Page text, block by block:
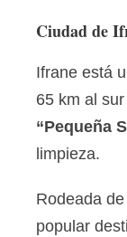
Ciudad de
Ifrane está
65 km al
“Pequeña
limpieza.
Rodeada
popular